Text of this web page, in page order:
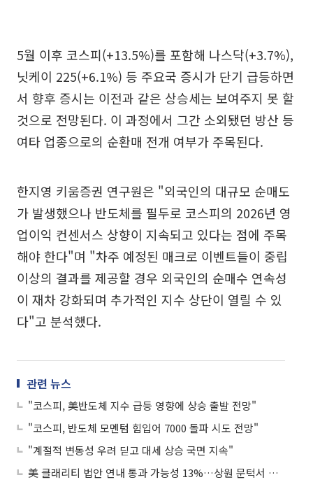
5월 이후 코스피(+13.5%)를 포함해 나스닥(+3.7%),
닛케이 225(+6.1%) 등 주요국 증시가 단기 급등하면
서 향후 증시는 이전과 같은 상승세는 보여주지 못 할
것으로 전망된다. 이 과정에서 그간 소외됐던 방산 등
여타 업종으로의 순환매 전개 여부가 주목된다.
한지영 키움증권 연구원은 "외국인의 대규모 순매도
가 발생했으나 반도체를 필두로 코스피의 2026년 영
업이익 컨센서스 상향이 지속되고 있다는 점에 주목
해야 한다"며 "차주 예정된 매크로 이벤트들이 중립
이상의 결과를 제공할 경우 외국인의 순매수 연속성
이 재차 강화되며 추가적인 지수 상단이 열릴 수 있
다"고 분석했다.
관련 뉴스
"코스피, 美반도체 지수 급등 영향에 상승 출발 전망"
"코스피, 반도체 모멘텀 힘입어 7000 돌파 시도 전망"
"계절적 변동성 우려 딛고 대세 상승 국면 지속"
美 클래리티 법안 연내 통과 가능성 13%…상원 문턱서 제동